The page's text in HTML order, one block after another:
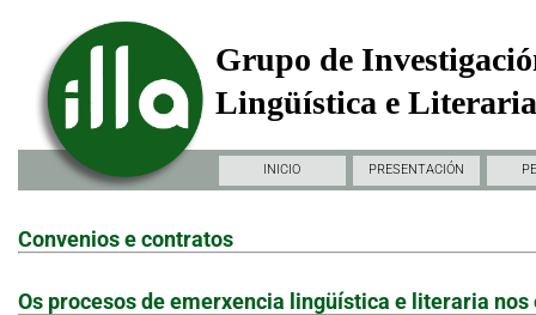
Grupo de
Lingüística e
INICIO PRESENTACIÓN
Convenios e contratos
Os procesos de emerxencia lingüística e literaria